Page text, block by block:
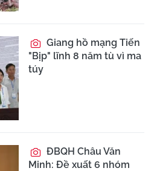
Giang hồ mạng Tiến
"Bịp" lĩnh 8 năm tù vì ma
túy
ĐBQH Châu Văn
Minh: Đề xuất 6 nhóm